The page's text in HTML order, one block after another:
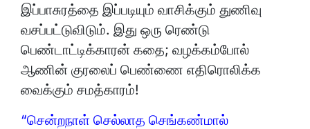
இப்பாசுரத்தை இப்படியும் வாசிக்கும் துணிவு
வசப்பட்டுவிடும். இது ஒரு ரெண்டு
பெண்டாட்டிக்காரன் கதை; வழக்கம்போல்
ஆணின் குரலைப் பெண்ணை எதிரொலிக்க
வைக்கும் சமத்காரம்!
“சென்றநாள் செல்லாத செங்கண்மால்